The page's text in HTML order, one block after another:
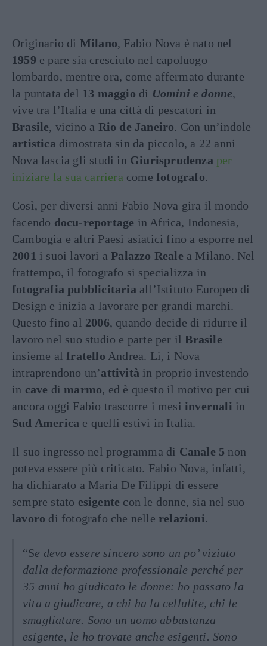
Originario di Milano, Fabio Nova è nato nel
1959 e pare sia cresciuto nel capoluogo
lombardo, mentre ora, come affermato durante
la puntata del 13 maggio di Uomini e donne,
vive tra l’Italia e una città di pescatori in
Brasile, vicino a Rio de Janeiro. Con un’indole
artistica dimostrata sin da piccolo, a 22 anni
Nova lascia gli studi in Giurisprudenza per
iniziare la sua carriera comefotografo.
Così, per diversi anni Fabio Nova gira il mondo
facendo docu-reportage in Africa, Indonesia,
Cambogia e altri Paesi asiatici fino a esporre nel
2001 i suoi lavori aPalazzo Reale a Milano. Nel
frattempo, il fotografo si specializza in
fotografia pubblicitaria all’Istituto Europeo di
Design e inizia a lavorare per grandi marchi.
Questo fino al 2006, quando decide di ridurre il
lavoro nel suo studio e parte per ilBrasile
insieme alfratello Andrea. Lì, i Nova
intraprendono un’attività in proprio investendo
in cave di marmo, ed è questo il motivo per cui
ancora oggi Fabio trascorre i mesi invernali in
Sud America e quelli estivi in Italia.
Il suo ingresso nel programma di Canale 5 non
poteva essere più criticato. Fabio Nova, infatti,
ha dichiarato a Maria De Filippi di essere
sempre stato esigente con le donne, sia nel suo
lavoro di fotografo che nelle relazioni.
“Se devo essere sincero sono un po’ viziato
dalla deformazione professionale perché per
35 anni ho giudicato le donne: ho passato la
vita a giudicare, a chi ha la cellulite, chi le
smagliature. Sono un uomo abbastanza
esigente, le ho trovate anche esigenti. Sono